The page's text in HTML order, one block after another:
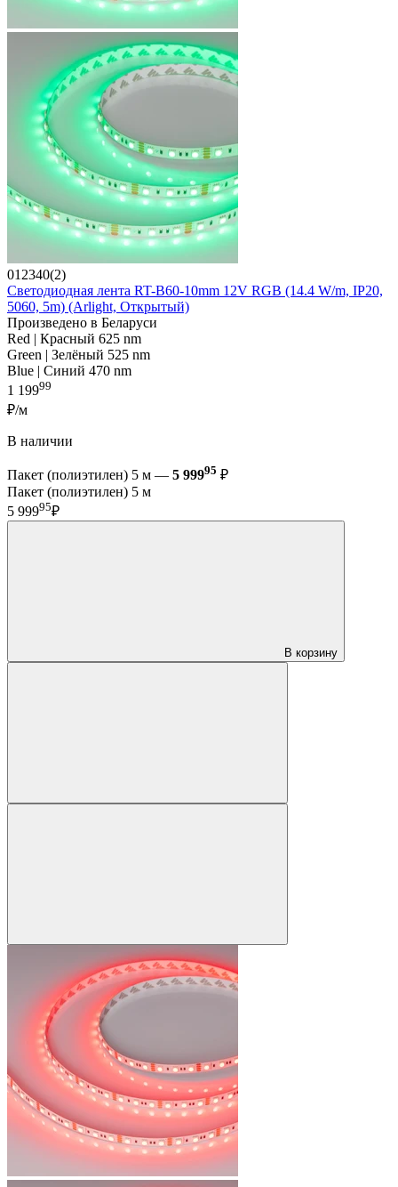
012340(2)
Светодиодная лента RT-B60-10mm 12V RGB (14.4 W/m, IP20,
5060, 5m) (Arlight, Открытый)
Произведено в Беларуси
Red | Красный 625 nm
Green | Зелёный 525 nm
Blue | Синий 470 nm
1 19999
₽/м
В наличии
Пакет (полиэтилен) 5 м — 5 99995 ₽
Пакет (полиэтилен) 5 м
5 99995₽
В корзину